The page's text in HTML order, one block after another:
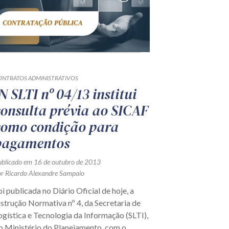
ADMINISTRATIVOS
SLTI nº 04/13 institui
prévia ao SICAF
condição para
em 16 de outubro de 2013
Ricardo Alexandre Sampaio
publicada no Diário Oficial de hoje, a
Normativa nº 4, da Secretaria de
e Tecnologia da Informação (SLTI),
Ministério do Planejamento, com o